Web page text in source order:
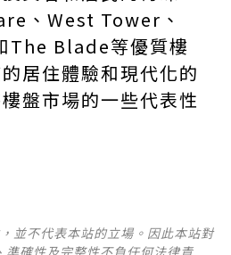
、West Tower、
Blade等優質樓
居住體驗和現代化的
盤市場的一些代表性
並不代表本站的立場。因此本站對